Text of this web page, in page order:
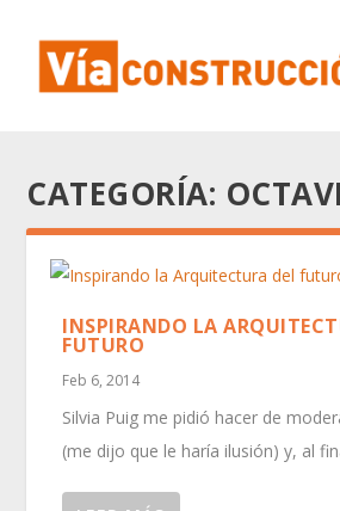
CATEGORÍA:
INSPIRANDO LA
FUTURO
Feb 6, 2014
Silvia Puig me pidió hacer de
(me dijo que le haría ilusión) y, al